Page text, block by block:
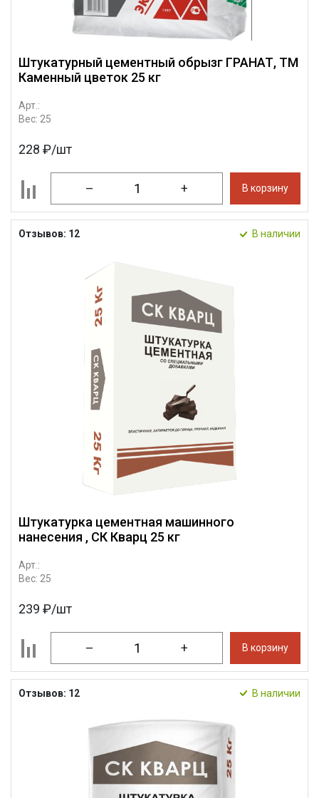
Штукатурный цементный обрызг ГРАНАТ, ТМ
Каменный цветок 25 кг
Арт.:
Вес: 25
228 ₽/шт
– + В корзину
Отзывов: 12 В наличии
Штукатурка цементная машинного
нанесения , СК Кварц 25 кг
Арт.:
Вес: 25
239 ₽/шт
– + В корзину
Отзывов: 12 В наличии